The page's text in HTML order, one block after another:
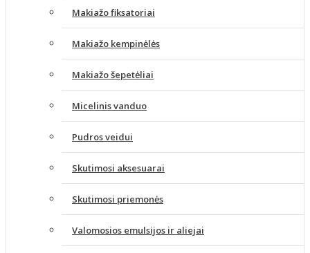
Makiažo fiksatoriai
Makiažo kempinėlės
Makiažo šepetėliai
Micelinis vanduo
Pudros veidui
Skutimosi aksesuarai
Skutimosi priemonės
Valomosios emulsijos ir aliejai